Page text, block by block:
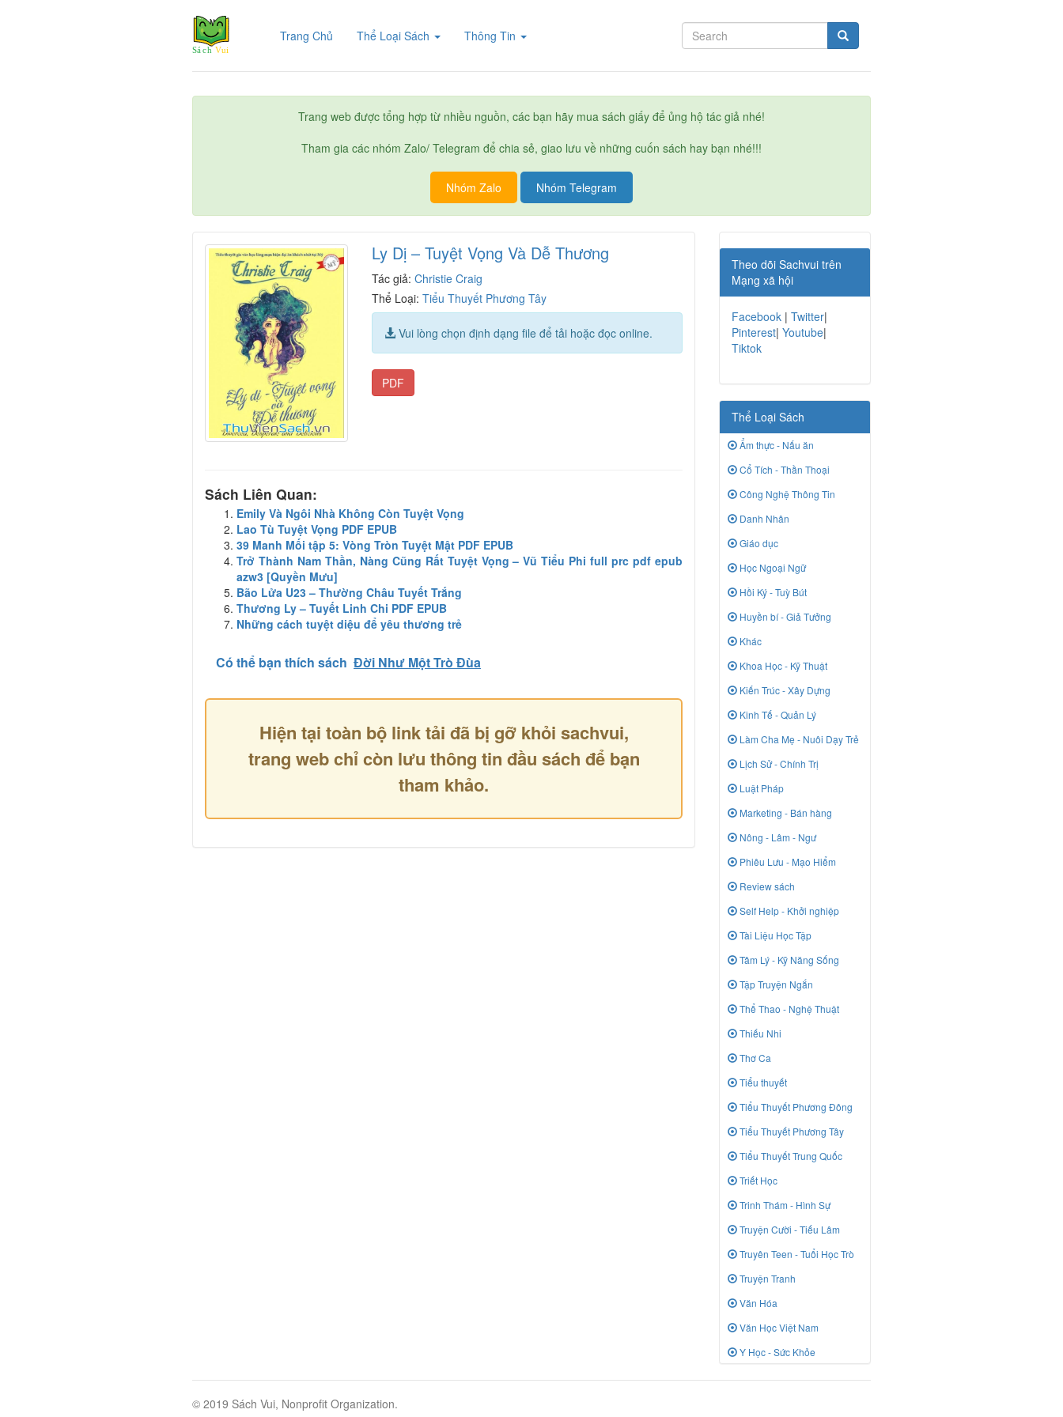
Trang Chủ (current)Thể Loại Sách Thông Tin
Trang web được tổng hợp từ nhiều nguồn, các bạn hãy mua sách giấy để ủng hộ tác giả nhé!
Tham gia các nhóm Zalo/ Telegram để chia sẻ, giao lưu về những cuốn sách hay bạn nhé!!!
Nhóm Zalo Nhóm Telegram
Ly Dị – Tuyệt Vọng Và Dễ Thương
Tác giả:Christie Craig
Thể Loại:Tiểu Thuyết Phương Tây
Vui lòng chọn định dạng file để tải hoặc đọc online.
PDF
Sách Liên Quan:
Emily Và Ngôi Nhà Không Còn Tuyệt Vọng
Lao Tù Tuyệt Vọng PDF EPUB
39 Manh Mối tập 5: Vòng Tròn Tuyệt Mật PDF EPUB
Trở Thành Nam Thần, Nàng Cũng Rất Tuyệt Vọng – Vũ Tiểu Phi full prc pdf epub
azw3 [Quyền Mưu]
Bão Lửa U23 – Thường Châu Tuyết Trắng
Thương Ly – Tuyết Linh Chi PDF EPUB
Những cách tuyệt diệu để yêu thương trẻ
Có thể bạn thích sách Đời Như Một Trò Đùa
Hiện tại toàn bộ link tải đã bị gỡ khỏi sachvui,
trang web chỉ còn lưu thông tin đầu sách để bạn
tham khảo.
Theo dõi Sachvui trên
Mạng xã hội
Facebook | Twitter|
Pinterest| Youtube|
Tiktok
Thể Loại Sách
Ẩm thực - Nấu ăn
Cổ Tích - Thần Thoại
Công Nghệ Thông Tin
Danh Nhân
Giáo dục
Học Ngoại Ngữ
Hồi Ký - Tuỳ Bút
Huyền bí - Giả Tưởng
Khác
Khoa Học - Kỹ Thuật
Kiến Trúc - Xây Dựng
Kinh Tế - Quản Lý
Làm Cha Mẹ - Nuôi Dạy Trẻ
Lịch Sử - Chính Trị
Luật Pháp
Marketing - Bán hàng
Nông - Lâm - Ngư
Phiêu Lưu - Mạo Hiểm
Review sách
Self Help - Khởi nghiệp
Tài Liệu Học Tập
Tâm Lý - Kỹ Năng Sống
Tập Truyện Ngắn
Thể Thao - Nghệ Thuật
Thiếu Nhi
Thơ Ca
Tiểu thuyết
Tiểu Thuyết Phương Đông
Tiểu Thuyết Phương Tây
Tiểu Thuyết Trung Quốc
Triết Học
Trinh Thám - Hình Sự
Truyện Cười - Tiếu Lâm
Truyên Teen - Tuổi Học Trò
Truyện Tranh
Văn Hóa
Văn Học Việt Nam
Y Học - Sức Khỏe
© 2019 Sách Vui, Nonprofit Organization.